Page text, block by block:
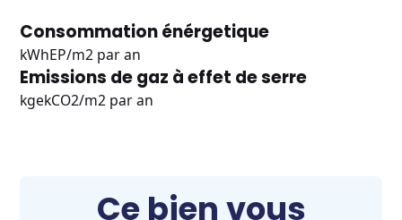
Consommation énérgetique
kWhEP/m2 par an
Emissions de gaz à effet de serre
kgekCO2/m2 par an
Ce bien vous